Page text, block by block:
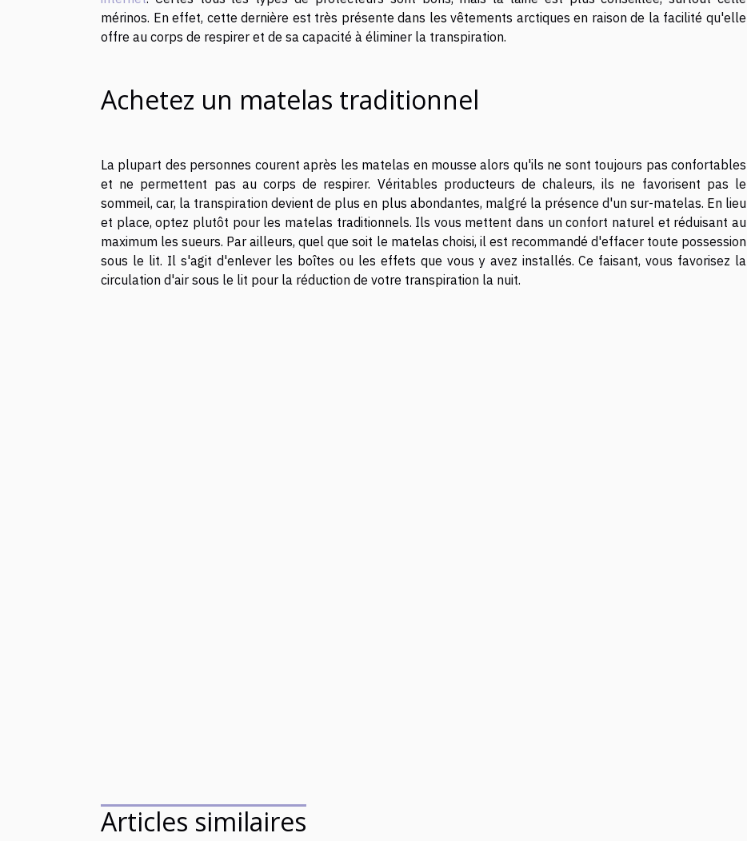
mérinos. En effet, cette dernière est très présente dans les vêtements arctiques en raison de la facilité qu'elle
offre au corps de respirer et de sa capacité à éliminer la transpiration.
Achetez un matelas traditionnel
La plupart des personnes courent après les matelas en mousse alors qu'ils ne sont toujours pas confortables
et ne permettent pas au corps de respirer. Véritables producteurs de chaleurs, ils ne favorisent pas le
sommeil, car, la transpiration devient de plus en plus abondantes, malgré la présence d'un sur-matelas. En lieu
et place, optez plutôt pour les matelas traditionnels. Ils vous mettent dans un confort naturel et réduisant au
maximum les sueurs. Par ailleurs, quel que soit le matelas choisi, il est recommandé d'effacer toute possession
sous le lit. Il s'agit d'enlever les boîtes ou les effets que vous y avez installés. Ce faisant, vous favorisez la
circulation d'air sous le lit pour la réduction de votre transpiration la nuit.
Articles similaires